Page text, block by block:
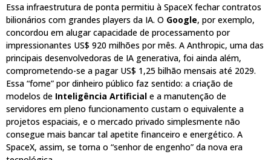
Essa infraestrutura de ponta permitiu à SpaceX fechar contratos
bilionários com grandes players da IA. O Google, por exemplo,
concordou em alugar capacidade de processamento por
impressionantes US$ 920 milhões por mês. A Anthropic, uma das
principais desenvolvedoras de IA generativa, foi ainda além,
comprometendo-se a pagar US$ 1,25 bilhão mensais até 2029.
Essa “fome” por dinheiro público faz sentido: a criação de
modelos de Inteligência Artificial e a manutenção de
servidores em pleno funcionamento custam o equivalente a
projetos espaciais, e o mercado privado simplesmente não
consegue mais bancar tal apetite financeiro e energético. A
SpaceX, assim, se torna o “senhor de engenho” da nova era